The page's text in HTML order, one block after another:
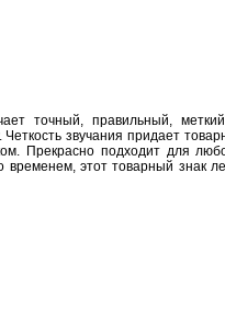
точный, правильный,
звучания придает
Прекрасно подходит для
этот товарный знак